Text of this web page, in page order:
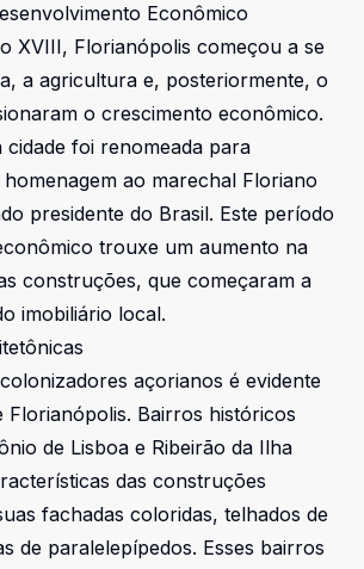
Econômico
XVIII, Florianópolis começou a se
a agricultura e, posteriormente, o
o crescimento econômico.
foi renomeada para
ao marechal Floriano
presidente do Brasil. Este período
trouxe um aumento na
construções, que começaram a
imobiliário local.
açorianos é evidente
Florianópolis. Bairros históricos
de Lisboa e Ribeirão da Ilha
das construções
fachadas coloridas, telhados de
de paralelepípedos. Esses bairros